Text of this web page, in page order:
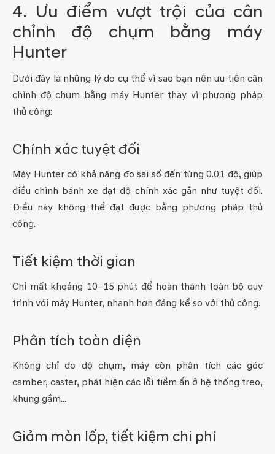
4. Ưu điểm vượt trội của cân
chỉnh độ chụm bằng máy
Hunter
Dưới đây là những lý do cụ thể vì sao bạn nên ưu tiên cân
chỉnh độ chụm bằng máy Hunter thay vì phương pháp
thủ công:
Chính xác tuyệt đối
Máy Hunter có khả năng đo sai số đến từng 0.01 độ, giúp
điều chỉnh bánh xe đạt độ chính xác gần như tuyệt đối.
Điều này không thể đạt được bằng phương pháp thủ
công.
Tiết kiệm thời gian
Chỉ mất khoảng 10–15 phút để hoàn thành toàn bộ quy
trình với máy Hunter, nhanh hơn đáng kể so với thủ công.
Phân tích toàn diện
Không chỉ đo độ chụm, máy còn phân tích các góc
camber, caster, phát hiện các lỗi tiềm ẩn ở hệ thống treo,
khung gầm...
Giảm mòn lốp, tiết kiệm chi phí